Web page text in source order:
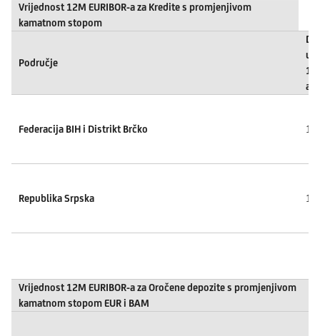
Vrijednost 12M EURIBOR-a za Kredite s promjenjivom
kamatnom stopom
Područje
a
Federacija BIH i Distrikt Brčko
Republika Srpska
Vrijednost 12M EURIBOR-a za Oročene depozite s promjenjivom
kamatnom stopom EUR i BAM